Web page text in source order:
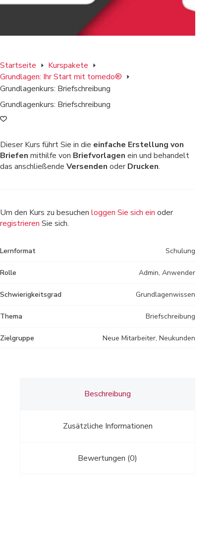
Startseite
Kurspakete
Grundlagen: Ihr Start mit tomedo®
Grundlagenkurs: Briefschreibung
Grundlagenkurs: Briefschreibung
Dieser Kurs führt Sie in die einfache Erstellung von
Briefen mithilfe von Briefvorlagen ein und behandelt
das anschließende Versenden oderDrucken.
Um den Kurs zu besuchen loggen Sie sich ein oder
registrieren Sie sich.
Lernformat Schulung
Rolle Admin, Anwender
Schwierigkeitsgrad Grundlagenwissen
Thema Briefschreibung
Zielgruppe Neue Mitarbeiter, Neukunden
Beschreibung
Zusätzliche Informationen
Bewertungen (0)